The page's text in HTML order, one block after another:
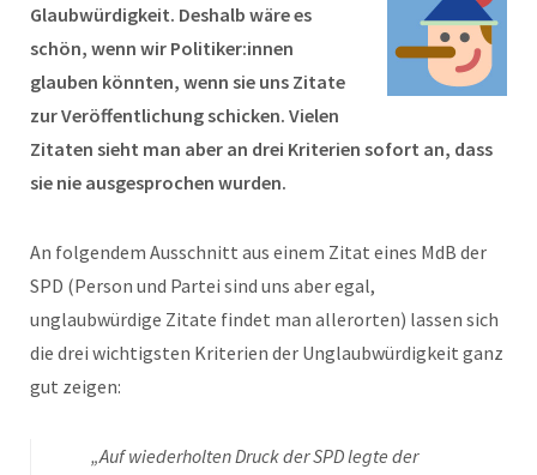
Glaubwürdigkeit. Deshalb wäre es
schön, wenn wir Politiker:innen
glauben könnten, wenn sie uns Zitate
zur Veröffentlichung schicken. Vielen
Zitaten sieht man aber an drei Kriterien sofort an, dass
sie nie ausgesprochen wurden.
An folgendem Ausschnitt aus einem Zitat eines MdB der
SPD (Person und Partei sind uns aber egal,
unglaubwürdige Zitate findet man allerorten) lassen sich
die drei wichtigsten Kriterien der Unglaubwürdigkeit ganz
gut zeigen:
„Auf wiederholten Druck der SPD legte der